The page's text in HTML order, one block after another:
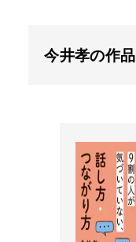
今井孝の作品